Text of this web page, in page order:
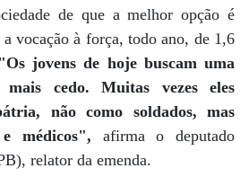
de que a melhor opção é
vocação à força, todo ano, de 1,6
"Os jovens de hoje buscam uma
cedo. Muitas vezes eles
não como soldados, mas
médicos", afirma o deputado
relator da emenda.